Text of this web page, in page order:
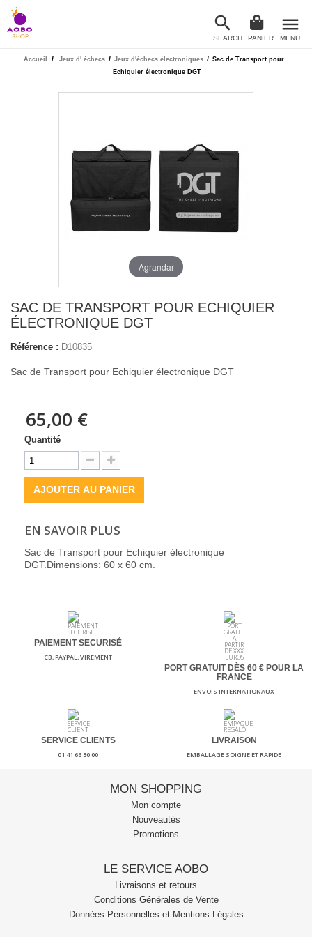
Accueil / Jeux d' échecs / Jeux d'échecs électroniques / Sac de Transport pour
Echiquier électronique DGT
Agrandar
SAC DE TRANSPORT POUR ECHIQUIER
ÉLECTRONIQUE DGT
Référence : D10835
Sac de Transport pour Echiquier électronique DGT
65,00 €
Quantité
AJOUTER AU PANIER
EN SAVOIR PLUS
Sac de Transport pour Echiquier électronique
DGT.Dimensions: 60 x 60 cm.
PAIEMENT SECURISÉ
CB, PAYPAL, VIREMENT
PORT GRATUIT DÈS 60 € POUR LA
FRANCE
ENVOIS INTERNATIONAUX
SERVICE CLIENTS
01 41 66 30 00
LIVRAISON
EMBALLAGE SOIGNE ET RAPIDE
MON SHOPPING
Mon compte
Nouveautés
Promotions
LE SERVICE AOBO
Livraisons et retours
Conditions Générales de Vente
Données Personnelles et Mentions Légales

SEARCH PANIER
menu
MENU
